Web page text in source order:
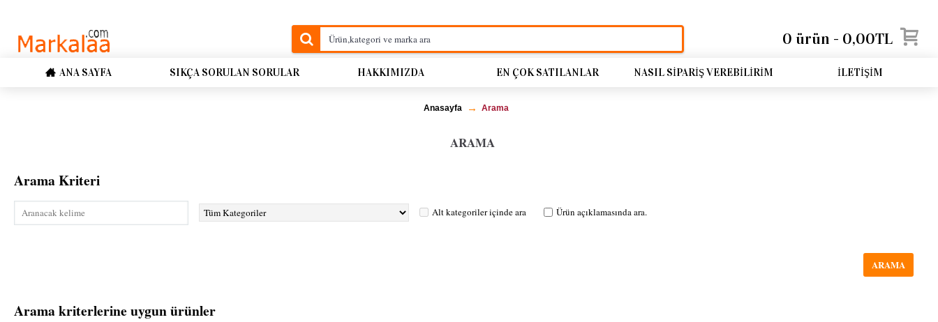
0 ürün - 0,00TL
ANA SAYFA SIKÇA SORULAN SORULAR HAKKIMIZDA EN ÇOK SATILANLAR NASIL SIPARIŞ VEREBILIRIM İLETIŞIM
Anasayfa Arama
ARAMA
Arama Kriteri
Alt kategoriler içinde ara Ürün açıklamasında ara.
Arama kriterlerine uygun ürünler